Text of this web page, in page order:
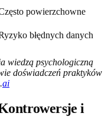
powierzchowne
błędnych danych
wiedzą psychologiczną
doświadczeń praktyków
.ai
i